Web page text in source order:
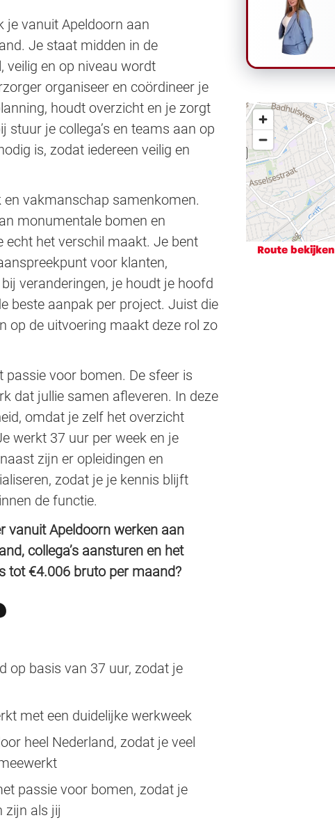
vanuit Apeldoorn aan
Je staat midden in de
veilig en op niveau wordt
organiseer en coördineer je
houdt overzicht en je zorgt
je collega’s en teams aan op
is, zodat iedereen veilig en
vakmanschap samenkomen.
monumentale bomen en
het verschil maakt. Je bent
voor klanten,
veranderingen, je houdt je hoofd
beste aanpak per project. Juist die
op de uitvoering maakt deze rol zo
voor bomen. De sfeer is
dat jullie samen afleveren. In deze
omdat je zelf het overzicht
werkt 37 uur per week en je
zijn er opleidingen en
zodat je je kennis blijft
de functie.
vanuit Apeldoorn werken aan
collega’s aansturen en het
tot €4.006 bruto per maand?
op basis van 37 uur, zodat je
met een duidelijke werkweek
heel Nederland, zodat je veel
passie voor bomen, zodat je
zijn als jij
Route bekijken